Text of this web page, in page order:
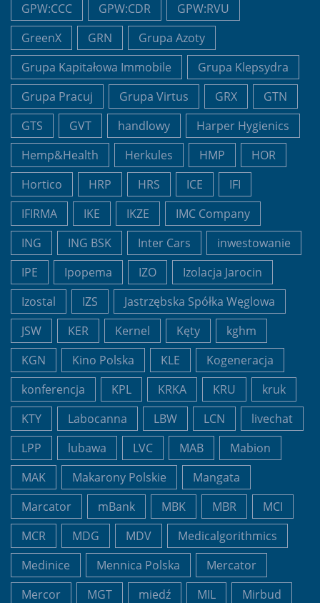
GPW:CCC
GPW:CDR
GPW:RVU
GreenX
GRN
Grupa Azoty
Grupa Kapitałowa Immobile
Grupa Klepsydra
Grupa Pracuj
Grupa Virtus GRX
GTN
GTS
GVT handlowy
Harper Hygienics
Hemp&Health
Herkules HMP
HOR
Hortico
HRP HRS ICE
IFI
IFIRMA
IKE IKZE
IMC Company
ING
ING BSK Inter Cars
inwestowanie
IPE
Ipopema IZO
Izolacja Jarocin
Izostal
IZS
Jastrzębska Spółka Węglowa
JSW
KER Kernel Kęty
kghm
KGN
Kino Polska KLE
Kogeneracja
konferencja
KPL KRKA KRU
kruk
KTY
Labocanna LBW LCN
livechat
LPP
lubawa LVC MAB
Mabion
MAK
Makarony Polskie
Mangata
Marcator
mBank MBK MBR
MCI
MCR
MDG MDV
Medicalgorithmics
Medinice
Mennica Polska
Mercator
Mercor
MGT miedź MIL
Mirbud